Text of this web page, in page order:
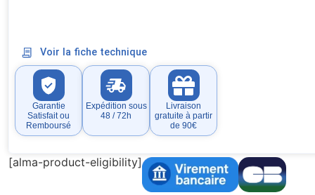
Voir la fiche technique
Garantie
Satisfait ou
Remboursé
Expédition sous
48 / 72h
Livraison
gratuite à partir
de 90€
[alma-product-eligibility]